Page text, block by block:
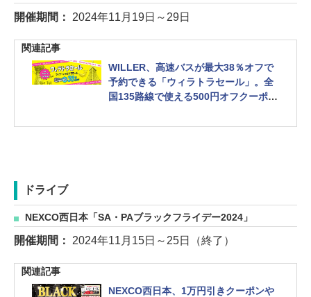
開催期間： 2024年11月19日～29日
関連記事
WILLER、高速バスが最大38％オフで
予約できる「ウィラトラセール」。全
国135路線で使える500円オフクーポン
ドライブ
NEXCO西日本「SA・PAブラックフライデー2024」
開催期間： 2024年11月15日～25日（終了）
関連記事
NEXCO西日本、1万円引きクーポンや